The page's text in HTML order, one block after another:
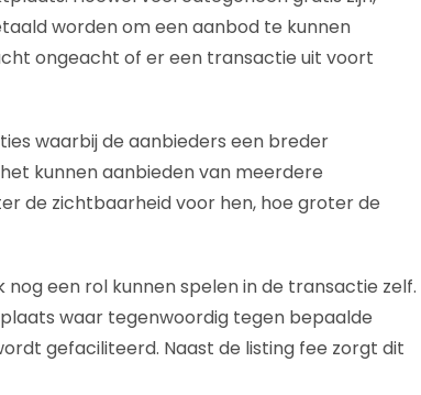
worden om een aanbod te kunnen
ongeacht of er een transactie uit voort
waarbij de aanbieders een breder
kunnen aanbieden van meerdere
de zichtbaarheid voor hen, hoe groter de
een rol kunnen spelen in de transactie zelf.
waar tegenwoordig tegen bepaalde
gefaciliteerd. Naast de listing fee zorgt dit